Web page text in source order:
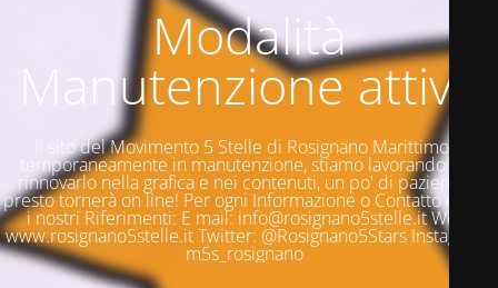
Modalità
Manutenzione attiva
Il sito del Movimento 5 Stelle di Rosignano Marittimo è
temporaneamente in manutenzione, stiamo lavorando per
rinnovarlo nella grafica e nei contenuti, un po' di pazienza e
presto tornerà on line! Per ogni Informazione o Contatto questi
i nostri Riferimenti: E mail: info@rosignano5stelle.it Web:
www.rosignano5stelle.it Twitter: @Rosignano5Stars Instagram:
m5s_rosignano